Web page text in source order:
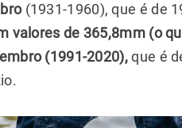
(1931-1960), que é de
valores de 365,8mm (o
(1991-2020),que é